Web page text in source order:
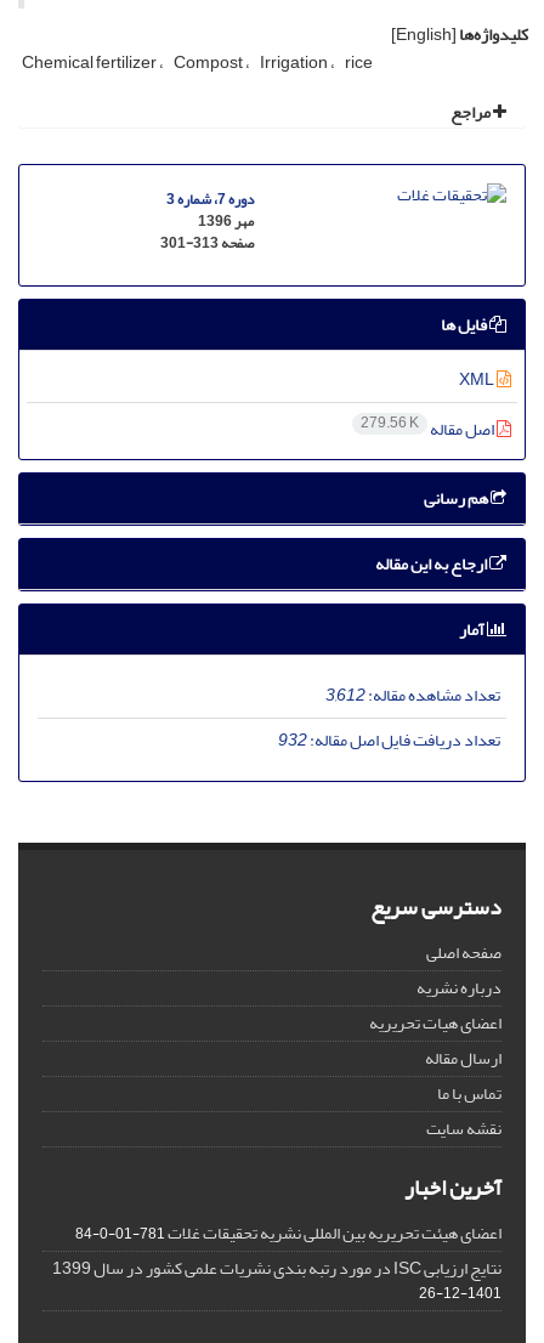
کلیدواژه‌ها[English]
Chemical fertilizer Compost Irrigation rice
مراجع
دوره 7، شماره 3
مهر 1396
صفحه301-313
فایل ها
اصل مقاله 279.56 K
هم رسانی
ارجاع به این مقاله
آمار
تعداد مشاهده مقاله:3,612
تعداد دریافت فایل اصل مقاله:932
دسترسی سریع
صفحه اصلی
درباره نشریه
اعضای هیات تحریریه
ارسال مقاله
تماس با ما
نقشه سایت
آخرین اخبار
اعضای هیئت تحریریه بین المللی نشریه تحقیقات غلات781-01-0-84
نتایج ارزیابی ISC در مورد رتبه بندی نشریات علمی کشور در سال 1399
1401-12-26